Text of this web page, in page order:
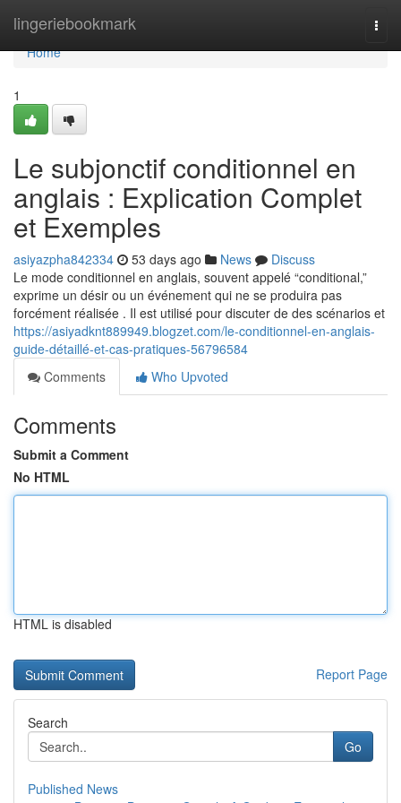
lingeriebookmark
Home
Home
1
Le subjonctif conditionnel en
anglais : Explication Complet
et Exemples
asiyazpha842334 53 days ago News
Discuss
Le mode conditionnel en anglais, souvent appelé “conditional,”
exprime un désir ou un événement qui ne se produira pas
forcément réalisée . Il est utilisé pour discuter de des scénarios et
https://asiyadknt889949.blogzet.com/le-conditionnel-en-anglais-
guide-détaillé-et-cas-pratiques-56796584
Comments
Who Upvoted
Comments
Submit a Comment
No HTML
HTML is disabled
Report Page
Search
Go
Published News